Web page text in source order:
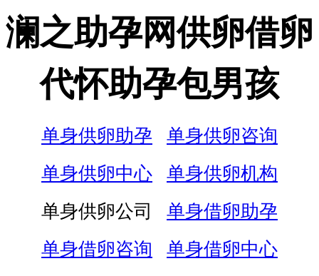
澜之助孕网供卵借卵
代怀助孕包男孩
单身供卵助孕
单身供卵咨询
单身供卵中心
单身供卵机构
单身供卵公司
单身借卵助孕
单身借卵咨询
单身借卵中心